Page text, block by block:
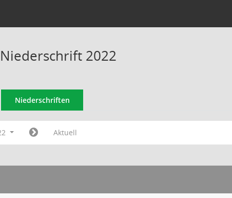
2022
Niederschriften
Aktuell